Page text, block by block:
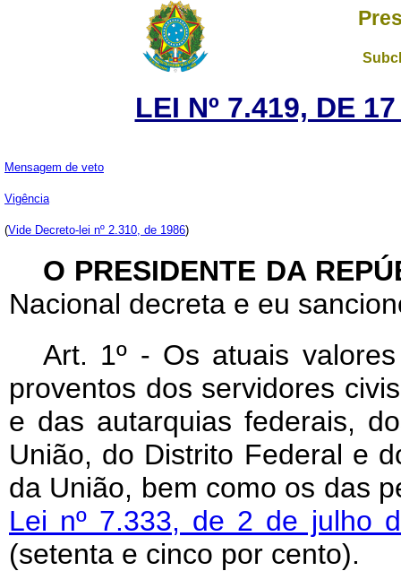
LEI Nº 7.419, DE
Mensagem de veto
Vigência
(Vide Decreto-lei nº 2.310, de 1986)
O PRESIDENTE DA
Nacional decreta e eu
Art. 1º - Os atuais
proventos dos servidores
e das autarquias federais,
União, do Distrito Federal e
da União, bem como os das
Lei nº 7.333, de 2 de julho
(setenta e cinco por cento).